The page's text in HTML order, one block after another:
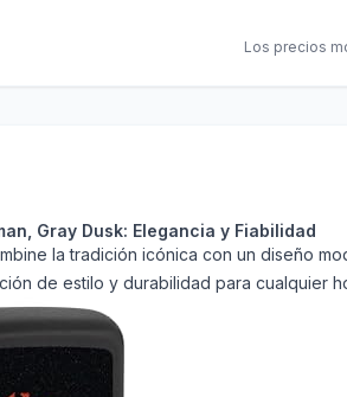
Los precios
Gray Dusk: Elegancia y Fiabilidad
la tradición icónica con un diseño
de estilo y durabilidad para cualquier